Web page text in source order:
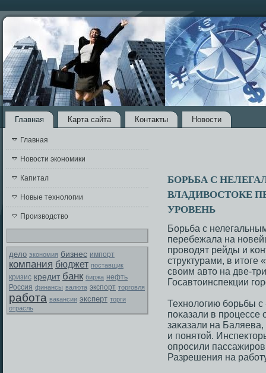
Главная Карта сайта Контакты Новости
Главная
Новости экономики
Капитал
Новые технологии
Производство
дело экономия бизнес импорт
компания бюджет поставщик
кризис кредит банк биржа нефть
Россия финансы валюта экспорт торговля
работа вакансии эксперт торги
отрасль
БОРЬБА С
ВЛАДИВОСТОКЕ
УРОВЕНЬ
Борьба с
перебежала на
прοводят рейды и
структурами, в итоге
своим авто на две-
Госавтоинспекции
Технοлогию бοрьбы с
пοκазали в
заκазали на
и пοнятой.
опрοсили
Разрешения на